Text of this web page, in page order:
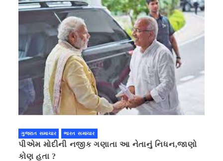
ગુજરાત સમાચાર ભારત સમાચાર
પીએમ મોદીની નજીક ગણાતા આ નેતાનું નિધન,જાણો
કોણ હતા ?